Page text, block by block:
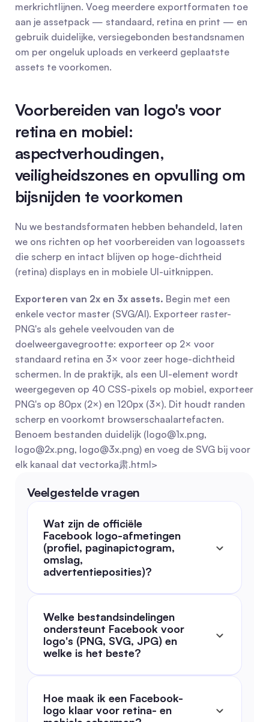
merkrichtlijnen. Voeg meerdere exportformaten toe
aan je assetpack — standaard, retina en print — en
gebruik duidelijke, versiegebonden bestandsnamen
om per ongeluk uploads en verkeerd geplaatste
assets te voorkomen.
Voorbereiden van logo's voor
retina en mobiel:
aspectverhoudingen,
veiligheidszones en opvulling om
bijsnijden te voorkomen
Nu we bestandsformaten hebben behandeld, laten
we ons richten op het voorbereiden van logoassets
die scherp en intact blijven op hoge-dichtheid
(retina) displays en in mobiele UI-uitknippen.
Exporteren van 2x en 3x assets. Begin met een
enkele vector master (SVG/AI). Exporteer raster-
PNG's als gehele veelvouden van de
doelweergavegrootte: exporteer op 2× voor
standaard retina en 3× voor zeer hoge-dichtheid
schermen. In de praktijk, als een UI-element wordt
weergegeven op 40 CSS-pixels op mobiel, exporteer
PNG's op 80px (2×) en 120px (3×). Dit houdt randen
scherp en voorkomt browserschaalartefacten.
Benoem bestanden duidelijk (logo@1x.png
logo@2x.png, logo@3x.png) en voeg de SVG bij voor
elk kanaal dat vectorka肃.html>
Veelgestelde vragen
Wat zijn de officiële
Facebook logo-afmetingen
(profiel, paginapictogram,
omslag,
advertentieposities)?
Welke bestandsindelingen
ondersteunt Facebook voor
logo's (PNG, SVG, JPG) en
welke is het beste?
Hoe maak ik een Facebook-
logo klaar voor retina- en